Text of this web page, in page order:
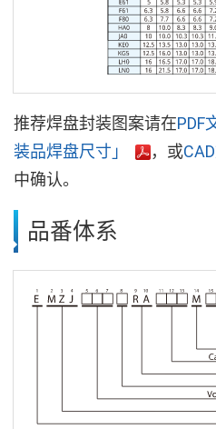
推荐焊盘封装图案请在PDF
装品焊盘尺寸」
，或
中确认。
品番体系